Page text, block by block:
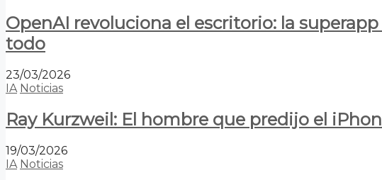
OpenAI revoluciona el escritorio: la
todo
23/03/2026
IA Noticias
Ray Kurzweil: El hombre que predijo el
19/03/2026
IA Noticias